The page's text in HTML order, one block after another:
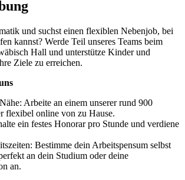
und suchst einen flexiblen Nebenjob, bei
kannst? Werde Teil unseres Teams beim
Hall und unterstütze Kinder und
Ziele zu erreichen.
Arbeite an einem unserer rund 900
flexibel online von zu Hause.
ein festes Honorar pro Stunde und verdiene
Bestimme dein Arbeitspensum selbst
an dein Studium oder deine
an.